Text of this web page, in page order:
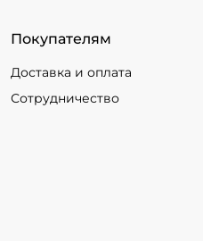
Покупателям
Доставка и оплата
Сотрудничество